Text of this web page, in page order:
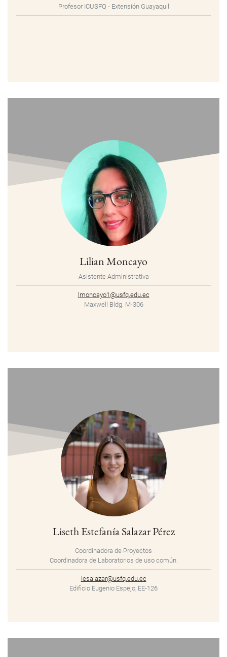
Profesor ICUSFQ - Extensión Guayaquil
Lilian Moncayo
Asistente Administrativa
lmoncayo1@usfq.edu.ec
Maxwell Bldg. M-306
Liseth Estefanía Salazar Pérez
Coordinadora de Proyectos
Coordinadora de Laboratorios de uso común.
lesalazar@usfq.edu.ec
Edificio Eugenio Espejo, EE-126